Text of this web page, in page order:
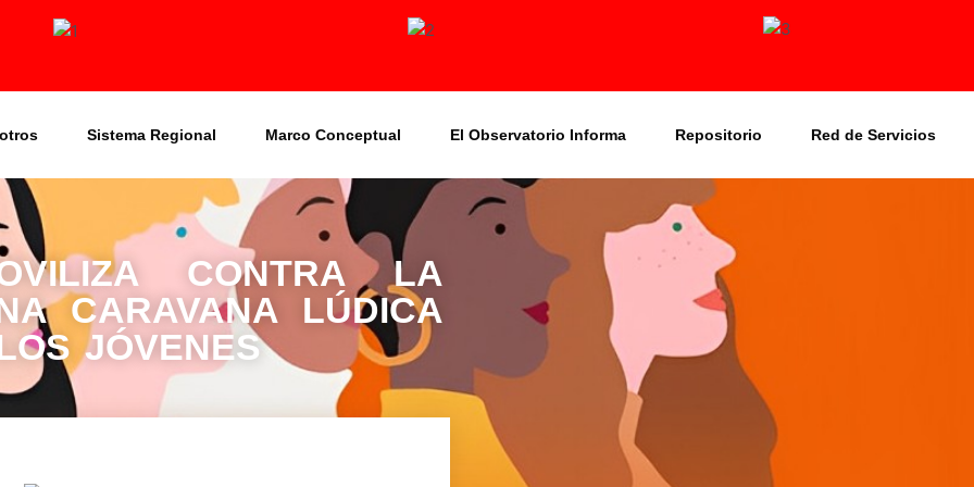
Sistema Regional Marco Conceptual El Observatorio Informa Repositorio Red de Servicios
CONTRA LA
CARAVANA LÚDICA
JÓVENES